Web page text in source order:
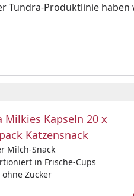
Tundra-Produktlinie
Milkies Kapseln 20 x
Katzensnack
Milch-Snack
in Frische-Cups
ohne Zucker